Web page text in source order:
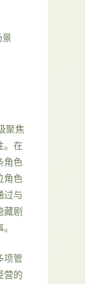
聚焦
。在
角色
角色
过与
藏剧
项管
营的